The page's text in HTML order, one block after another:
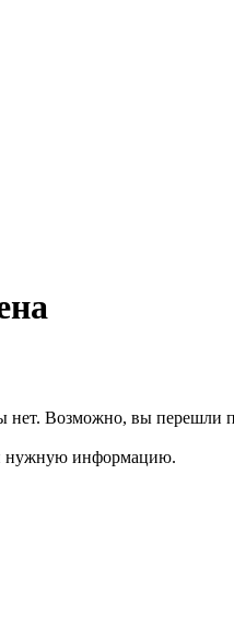
нет. Возможно, вы перешли
нужную информацию.